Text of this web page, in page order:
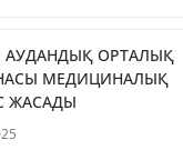
АУДАНДЫҚ ОРТАЛЫҚ
МЕДИЦИНАЛЫҚ
ЖАСАДЫ